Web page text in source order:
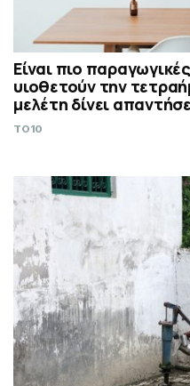
Είναι πιο
υιοθετούν την
μελέτη δίνει
TO10